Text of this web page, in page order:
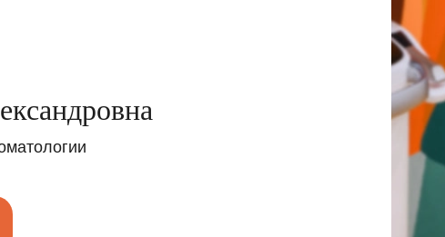
здоровую и счастливую улыбку, а вам –
в его будущем.
детей. Ждем вас в нашей новой клинике
проспекте!